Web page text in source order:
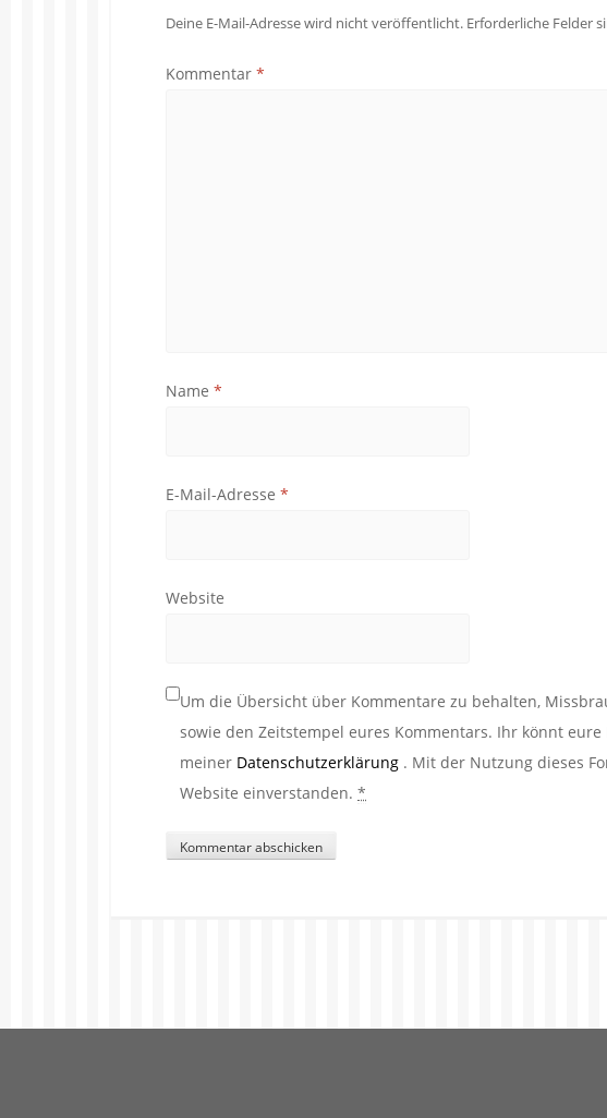
Deine E-Mail-Adresse wird nicht veröffentlicht. Erforderliche Felder
Kommentar *
Name *
E-Mail-Adresse *
Website
Um die Übersicht über Kommentare zu behalten,
sowie den Zeitstempel eures Kommentars. Ihr könnt
meiner Datenschutzerklärung . Mit der Nutzung dieses
Website einverstanden. *